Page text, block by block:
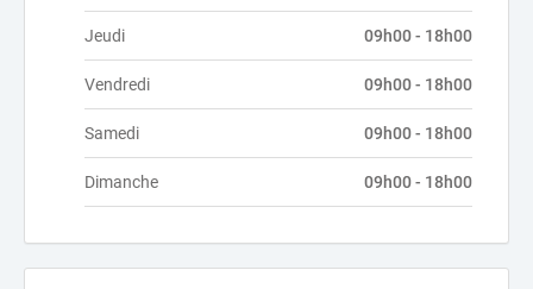
Jeudi 09h00 - 18h00
Vendredi 09h00 - 18h00
Samedi 09h00 - 18h00
Dimanche 09h00 - 18h00